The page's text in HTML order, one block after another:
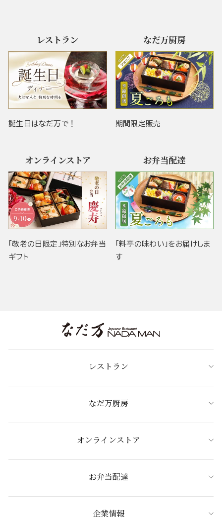
レストラン
誕生日はなだ万で！
なだ万厨房
期間限定販売
オンラインストア
「敬老の日限定」特別なお弁当
ギフト
お弁当配達
「料亭の味わい」をお届けしま
す
レストラン
なだ万厨房
オンラインストア
お弁当配達
企業情報